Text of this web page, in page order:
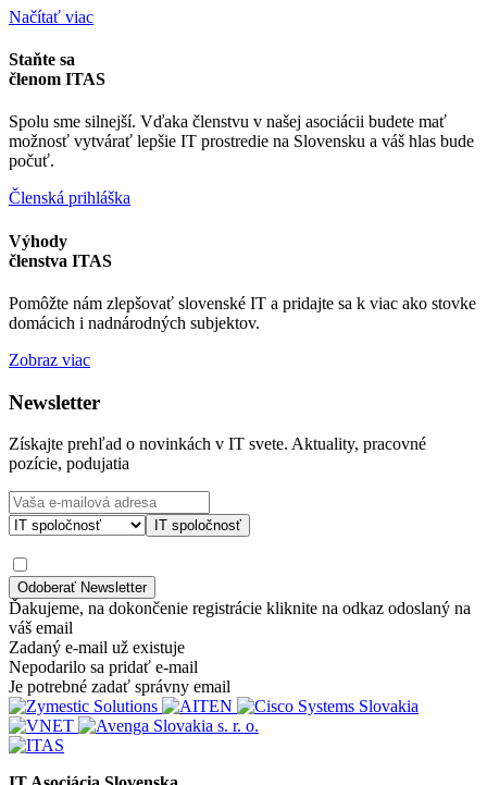
Načítať viac
Staňte sa
členom ITAS
Spolu sme silnejší. Vďaka členstvu v našej asociácii budete mať
možnosť vytvárať lepšie IT prostredie na Slovensku a váš hlas bude
počuť.
Členská prihláška
Výhody
členstva ITAS
Pomôžte nám zlepšovať slovenské IT a pridajte sa k viac ako stovke
domácich i nadnárodných subjektov.
Zobraz viac
Newsletter
Získajte prehľad o novinkách v IT svete. Aktuality, pracovné
pozície, podujatia
IT spoločnosť
Ďakujeme, na dokončenie registrácie kliknite na odkaz odoslaný na
váš email
Zadaný e-mail už existuje
Nepodarilo sa pridať e-mail
Je potrebné zadať správny email